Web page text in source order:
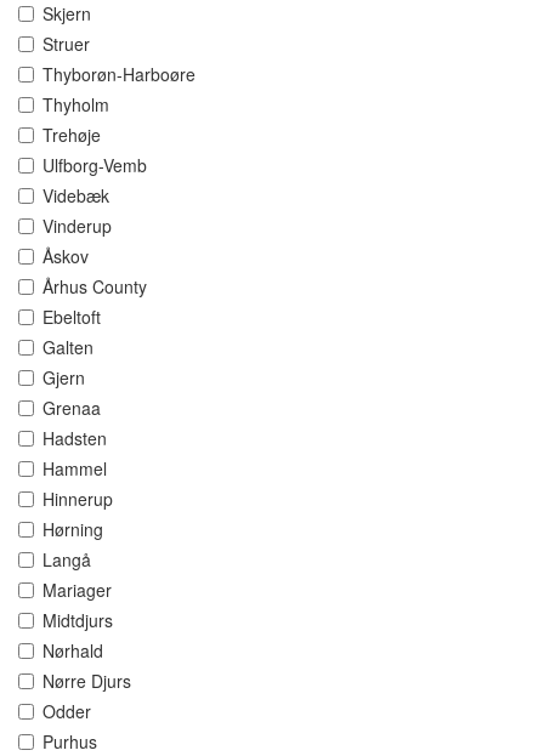
Skjern
Struer
Thyborøn-Harboøre
Thyholm
Trehøje
Ulfborg-Vemb
Videbæk
Vinderup
Åskov
Århus County
Ebeltoft
Galten
Gjern
Grenaa
Hadsten
Hammel
Hinnerup
Hørning
Langå
Mariager
Midtdjurs
Nørhald
Nørre Djurs
Odder
Purhus